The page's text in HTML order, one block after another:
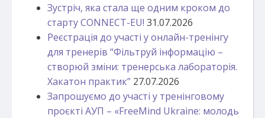
Зустріч, яка стала ще одним кроком до
старту CONNECT-EU! 31.07.2026
Реєстрація до участі у онлайн-тренінгу
для тренерів “Фільтруй інформацію –
створюй зміни: тренерська лабораторія.
Хакатон практик” 27.07.2026
Запрошуємо до участі у тренінговому
проєкті АУП – «FreeMind Ukraine: молодь